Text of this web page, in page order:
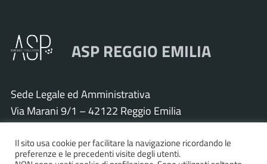
ASP REGGIO EMILIA
Sede Legale ed Amministrativa
Via Marani 9/1 – 42122 Reggio Emilia
Tel. 0522 571011 – Fax 0522 571030
Cod. Fisc. e P.IVA 01925120352
PEC:asp.re@pcert.postecert.it
Il sito usa cookie per facilitare la navigazione ricordando le
preferenze e le precedenti visite degli utenti.